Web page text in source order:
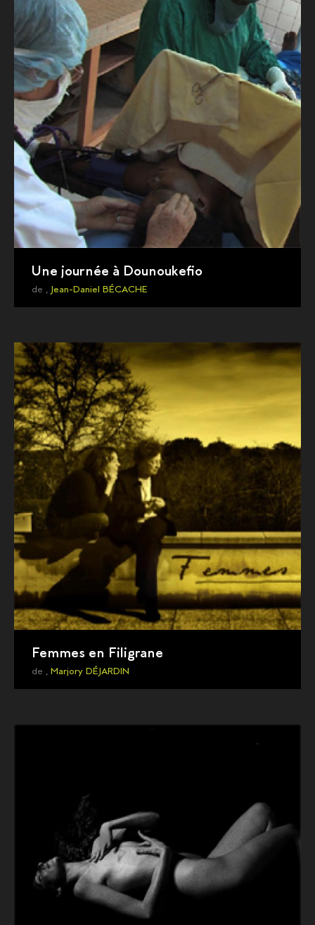
Une journée à Dounoukefio
de , Jean-Daniel BÉCACHE
Femmes en Filigrane
de , Marjory DÉJARDIN